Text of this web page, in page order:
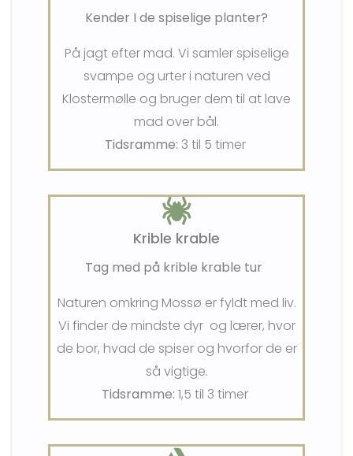
Kender I de spiselige planter?
På jagt efter mad. Vi samler spiselige
svampe og urter i naturen ved
Klostermølle og bruger dem til at lave
mad over bål.
Tidsramme: 3 til 5 timer
Krible krable
Tag med på krible krable tur
Naturen omkring Mossø er fyldt med liv.
Vi finder de mindste dyr og lærer, hvor
de bor, hvad de spiser og hvorfor de er
så vigtige.
Tidsramme: 1,5 til 3 timer